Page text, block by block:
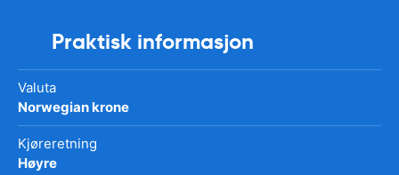
Praktisk informasjon
Valuta
Norwegian krone
Kjøreretning
Høyre